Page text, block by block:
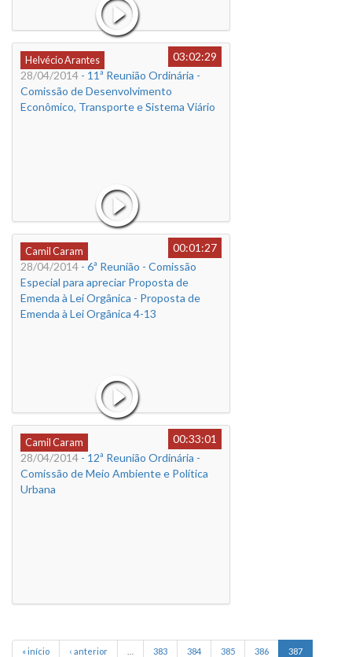
Helvécio Arantes
03:02:29
28/04/2014 - 11ª Reunião Ordinária -
Comissão de Desenvolvimento
Econômico, Transporte e Sistema Viário
Camil Caram
00:01:27
28/04/2014 - 6ª Reunião - Comissão
Especial para apreciar Proposta de
Emenda à Lei Orgânica - Proposta de
Emenda à Lei Orgânica 4-13
Camil Caram
00:33:01
28/04/2014 - 12ª Reunião Ordinária -
Comissão de Meio Ambiente e Política
Urbana
« início ‹ anterior 383 384 385 386 387